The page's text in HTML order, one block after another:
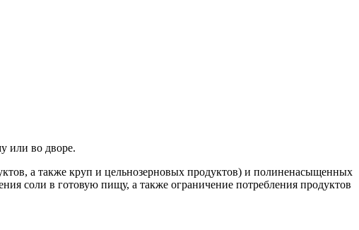
или во дворе.
а также круп и цельнозерновых продуктов) и полиненасыщенных
соли в готовую пищу, а также ограничение потребления продуктов